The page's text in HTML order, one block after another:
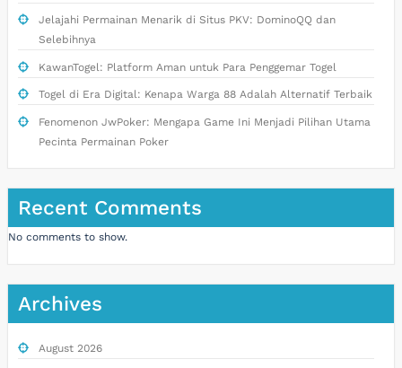
Jelajahi Permainan Menarik di Situs PKV: DominoQQ dan
Selebihnya
KawanTogel: Platform Aman untuk Para Penggemar Togel
Togel di Era Digital: Kenapa Warga 88 Adalah Alternatif Terbaik
Fenomenon JwPoker: Mengapa Game Ini Menjadi Pilihan Utama
Pecinta Permainan Poker
Recent Comments
No comments to show.
Archives
August 2026